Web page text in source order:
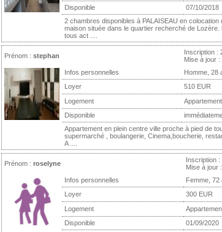
Disponible
07/10/2018
2 chambres disponibles à PALAISEAU en colocation
maison située dans le quartier recherché de Lozère.
tous act ....
Prénom : stephan
Inscription :
Mise à jour
Infos personnelles
Homme, 28
Loyer
510 EUR
Logement
Disponible
Appartement en plein centre ville proche à pied de
supermarché , boulangerie, Cinema,boucherie,
A ....
Prénom : roselyne
Inscription
Mise à jour :
Infos personnelles
Femme, 72
Loyer
300 EUR
Logement
Disponible
01/09/2020